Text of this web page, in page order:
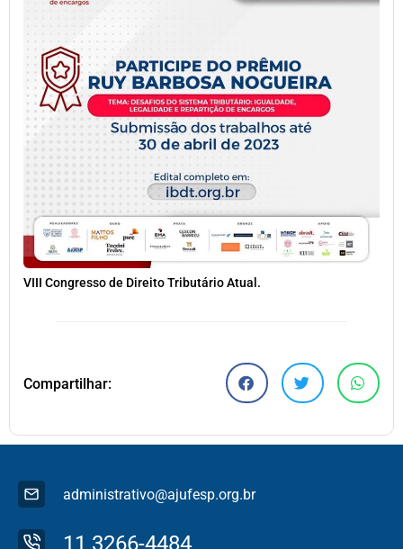
VIII Congresso de Direito Tributário Atual.
Compartilhar:
administrativo@ajufesp.org.br
11 3266-4484